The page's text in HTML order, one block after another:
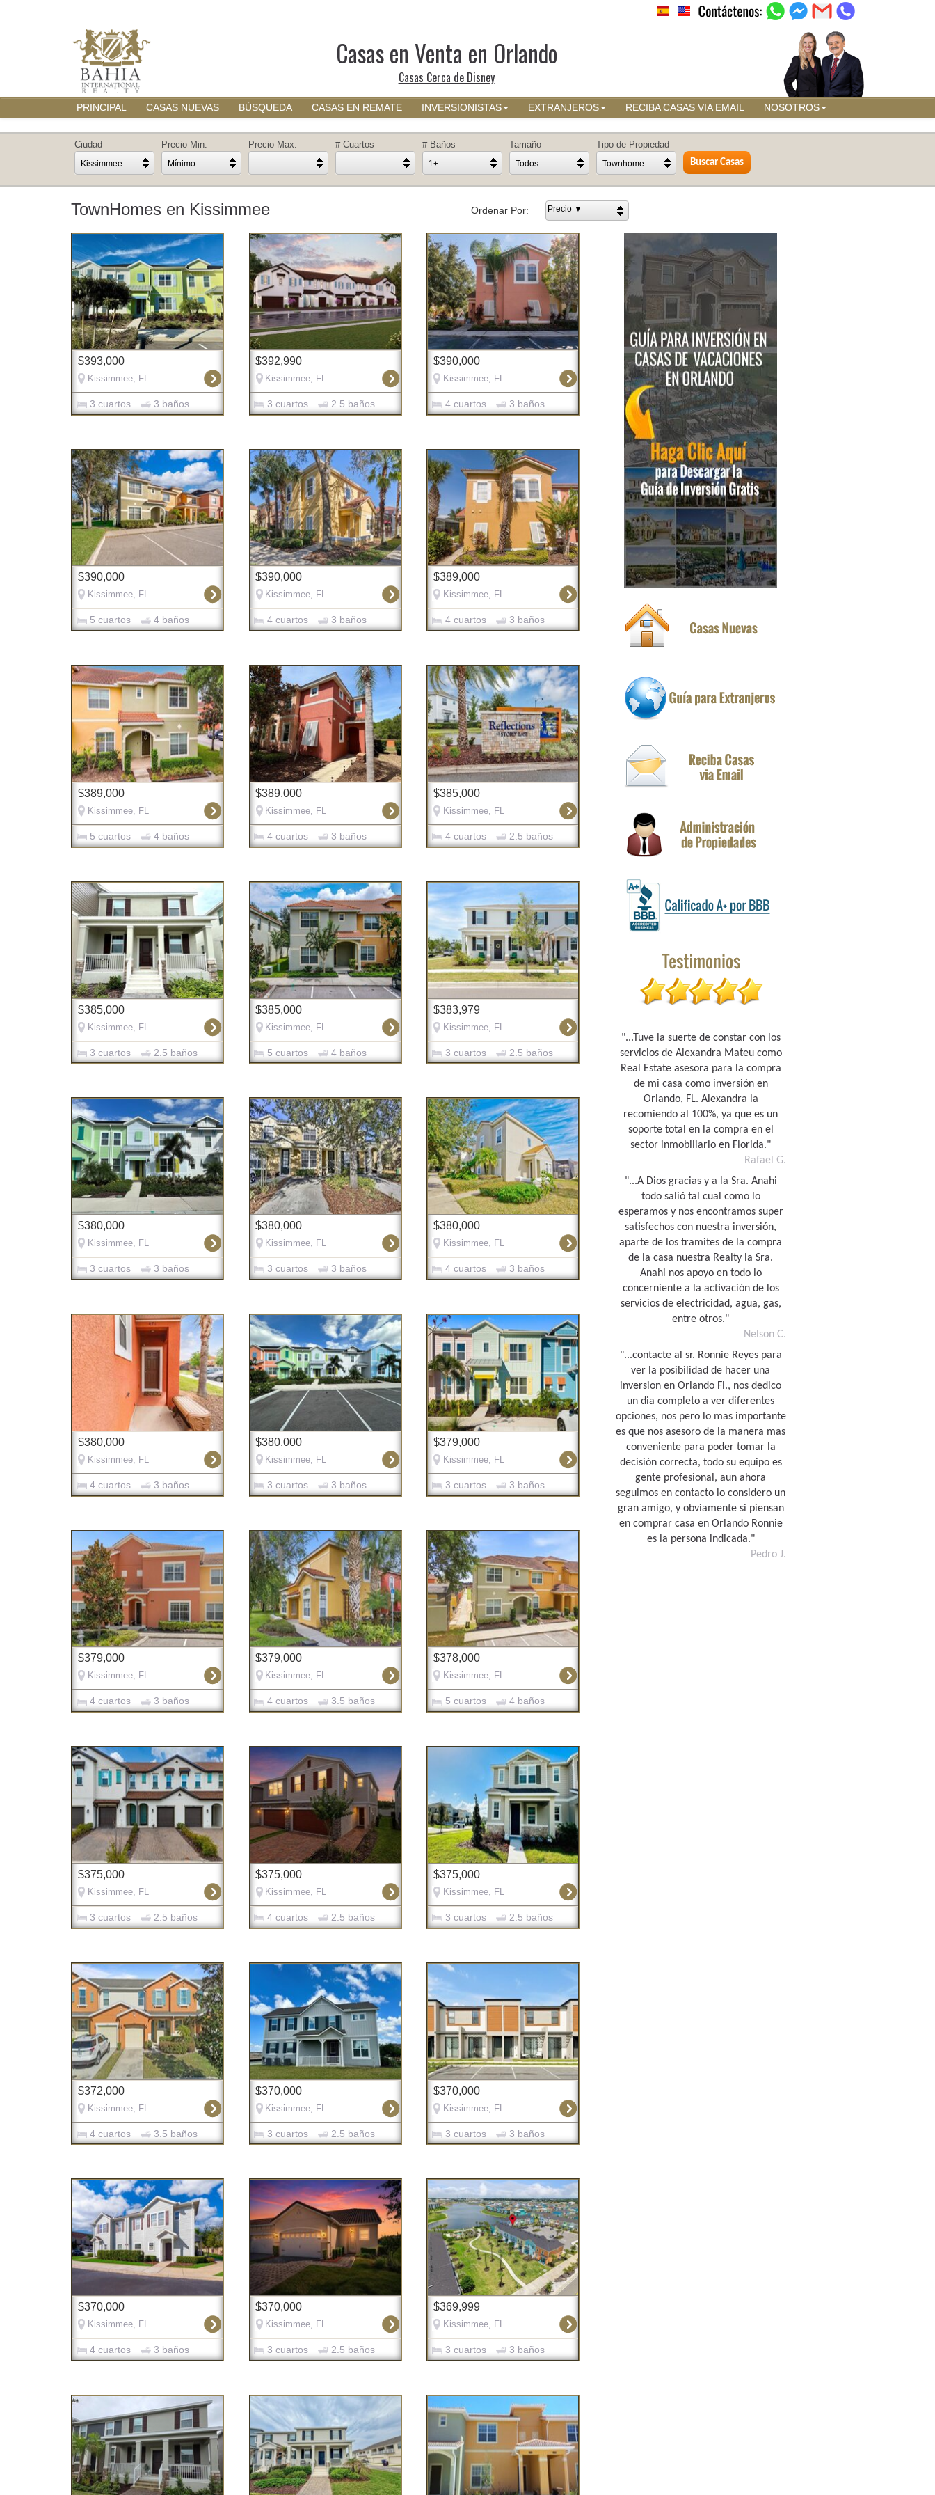
Casas en Venta en Orlando
Casas Cerca de Disney
PRINCIPAL CASAS NUEVAS BÚSQUEDA CASAS EN REMATE INVERSIONISTAS EXTRANJEROS RECIBA CASAS VIA EMAIL NOSOTROS
Ciudad
Kissimmee
Precio Min.
Mínimo
Precio Max. # Cuartos # Baños
1+
Tamaño
Todos
Tipo de Propiedad
Townhome
TownHomes en Kissimmee Ordenar Por: Precio ▼
$393,000
Kissimmee, FL
3 cuartos 3 baños
$392,990
Kissimmee, FL
3 cuartos 2.5 baños
$390,000
Kissimmee, FL
4 cuartos 3 baños
$390,000
Kissimmee, FL
5 cuartos 4 baños
$390,000
Kissimmee, FL
4 cuartos 3 baños
$389,000
Kissimmee, FL
4 cuartos 3 baños
$389,000
Kissimmee, FL
5 cuartos 4 baños
$389,000
Kissimmee, FL
4 cuartos 3 baños
$385,000
Kissimmee, FL
4 cuartos 2.5 baños
$385,000
Kissimmee, FL
3 cuartos 2.5 baños
$385,000
Kissimmee, FL
5 cuartos 4 baños
$383,979
Kissimmee, FL
3 cuartos 2.5 baños
$380,000
Kissimmee, FL
3 cuartos 3 baños
$380,000
Kissimmee, FL
3 cuartos 3 baños
$380,000
Kissimmee, FL
4 cuartos 3 baños
$380,000
Kissimmee, FL
4 cuartos 3 baños
$380,000
Kissimmee, FL
3 cuartos 3 baños
$379,000
Kissimmee, FL
3 cuartos 3 baños
$379,000
Kissimmee, FL
4 cuartos 3 baños
$379,000
Kissimmee, FL
4 cuartos 3.5 baños
$378,000
Kissimmee, FL
5 cuartos 4 baños
$375,000
Kissimmee, FL
3 cuartos 2.5 baños
$375,000
Kissimmee, FL
4 cuartos 2.5 baños
$375,000
Kissimmee, FL
3 cuartos 2.5 baños
$372,000
Kissimmee, FL
4 cuartos 3.5 baños
$370,000
Kissimmee, FL
3 cuartos 2.5 baños
$370,000
Kissimmee, FL
3 cuartos 3 baños
$370,000
Kissimmee, FL
4 cuartos 3 baños
$370,000
Kissimmee, FL
3 cuartos 2.5 baños
$369,999
Kissimmee, FL
3 cuartos 3 baños
"...Tuve la suerte de constar con los
servicios de Alexandra Mateu como
Real Estate asesora para la compra
de mi casa como inversión en
Orlando, FL. Alexandra la
recomiendo al 100%, ya que es un
soporte total en la compra en el
sector inmobiliario en Florida."
Rafael G.
"...A Dios gracias y a la Sra. Anahi
todo salió tal cual como lo
esperamos y nos encontramos super
satisfechos con nuestra inversión,
aparte de los tramites de la compra
de la casa nuestra Realty la Sra.
Anahi nos apoyo en todo lo
concerniente a la activación de los
servicios de electricidad, agua, gas,
entre otros."
Nelson C.
"...contacte al sr. Ronnie Reyes para
ver la posibilidad de hacer una
inversion en Orlando Fl., nos dedico
un dia completo a ver diferentes
opciones, nos pero lo mas importante
es que nos asesoro de la manera mas
conveniente para poder tomar la
decisión correcta, todo su equipo es
gente profesional, aun ahora
seguimos en contacto lo considero un
gran amigo, y obviamente si piensan
en comprar casa en Orlando Ronnie
es la persona indicada."
Pedro J.